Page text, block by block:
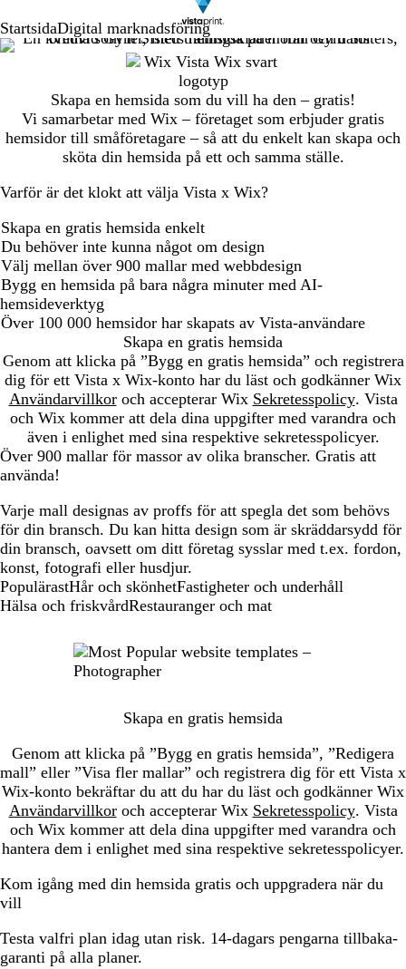
StartsidaDigital marknadsföring
Skapa en hemsida som du vill ha den – gratis!
Vi samarbetar med Wix – företaget som erbjuder gratis
hemsidor till småföretagare – så att du enkelt kan skapa och
sköta din hemsida på ett och samma ställe.
Varför är det klokt att välja Vista x Wix?
Skapa en gratis hemsida enkelt
Du behöver inte kunna något om design
Välj mellan över 900 mallar med webbdesign
Bygg en hemsida på bara några minuter med AI-
hemsideverktyg
Över 100 000 hemsidor har skapats av Vista-användare
Skapa en gratis hemsida
Genom att klicka på ”Bygg en gratis hemsida” och registrera
dig för ett Vista x Wix-konto har du läst och godkänner Wix
Användarvillkoroch accepterar Wix Sekretesspolicy. Vista
och Wix kommer att dela dina uppgifter med varandra och
även i enlighet med sina respektive sekretesspolicyer.
Över 900 mallar för massor av olika branscher. Gratis att
använda!
Varje mall designas av proffs för att spegla det som behövs
för din bransch. Du kan hitta design som är skräddarsydd för
din bransch, oavsett om ditt företag sysslar med t.ex. fordon,
konst, fotografi eller husdjur.
New
templates
PopulärastHår och skönhetFastigheter och underhåll
Hälsa och friskvårdRestauranger och mat
Skapa en gratis hemsida
Genom att klicka på ”Bygg en gratis hemsida”, ”Redigera
mall” eller ”Visa fler mallar” och registrera dig för ett Vista x
Wix-konto bekräftar du att du har du läst och godkänner Wix
Användarvillkoroch accepterar Wix Sekretesspolicy. Vista
och Wix kommer att dela dina uppgifter med varandra och
hantera dem i enlighet med sina respektive sekretesspolicyer.
Kom igång med din hemsida gratis och uppgradera när du
vill
Testa valfri plan idag utan risk. 14-dagars pengarna tillbaka-
garanti på alla planer.